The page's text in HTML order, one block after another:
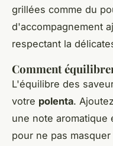
grillées comme du
d'accompagnement
respectant la
Comment
L'équilibre des
votre polenta.
une note
pour ne pas